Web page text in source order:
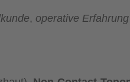
, operative Erfahrung